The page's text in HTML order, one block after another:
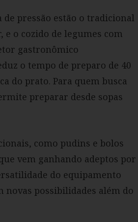
de pressão estão o tradicional
o cozido de legumes com
gastronômico
o tempo de preparo de 40
do prato. Para quem busca
preparar desde sopas
como pudins e bolos
vem ganhando adeptos por
do equipamento
novas possibilidades além do